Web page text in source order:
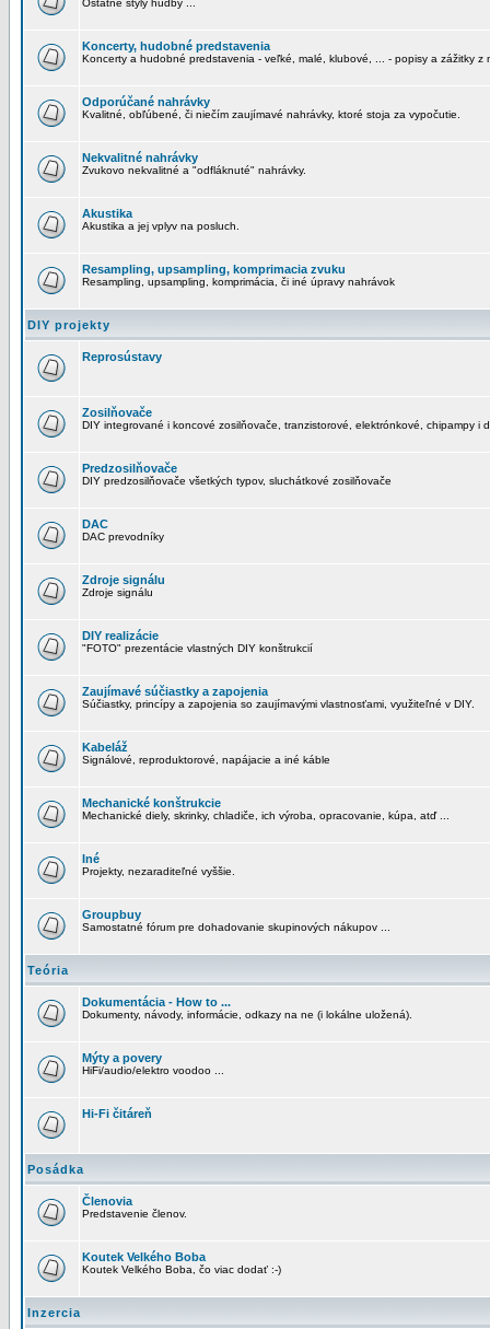
Ostatné štýly hudby ...
Koncerty, hudobné predstavenia
Koncerty a hudobné predstavenia - veľké, malé, klubové, ... - popisy a zážitky z
Odporúčané nahrávky
Kvalitné, obľúbené, či niečím zaujímavé nahrávky, ktoré stoja za vypočutie.
Nekvalitné nahrávky
Zvukovo nekvalitné a "odfláknuté" nahrávky.
Akustika
Akustika a jej vplyv na posluch.
Resampling, upsampling, komprimacia zvuku
Resampling, upsampling, komprimácia, či iné úpravy nahrávok
DIY projekty
Reprosústavy
Zosilňovače
DIY integrované i koncové zosilňovače, tranzistorové, elektrónkové, chipampy i
Predzosilňovače
DIY predzosilňovače všetkých typov, sluchátkové zosilňovače
DAC
DAC prevodníky
Zdroje signálu
Zdroje signálu
DIY realizácie
"FOTO" prezentácie vlastných DIY konštrukcií
Zaujímavé súčiastky a zapojenia
Súčiastky, princípy a zapojenia so zaujímavými vlastnosťami, využiteľné v DIY.
Kabeláž
Signálové, reproduktorové, napájacie a iné káble
Mechanické konštrukcie
Mechanické diely, skrinky, chladiče, ich výroba, opracovanie, kúpa, atď ...
Iné
Projekty, nezaraditeľné vyššie.
Groupbuy
Samostatné fórum pre dohadovanie skupinových nákupov ...
Teória
Dokumentácia - How to ...
Dokumenty, návody, informácie, odkazy na ne (i lokálne uložená).
Mýty a povery
HiFi/audio/elektro voodoo ...
Hi-Fi čitáreň
Posádka
Členovia
Predstavenie členov.
Koutek Velkého Boba
Koutek Velkého Boba, čo viac dodať :-)
Inzercia